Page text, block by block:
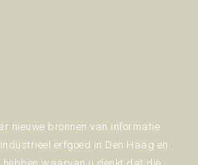
nieuwe bronnen van informatie
erfgoed in Den Haag en